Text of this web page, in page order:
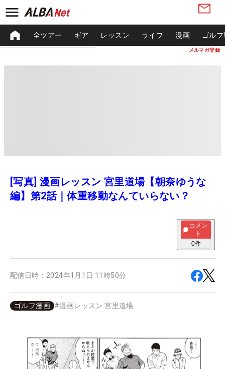
メルマガ登録
全ツアー ギア レッスン ライフ 漫画 ゴル
[写真] 漫画レッスン 宮里道場【朝奈ゆうな
編】第2話｜体重移動なんていらない？
コメン
ト
0件
配信日時： 2024年1月1日 11時50分
ゴルフ漫画 #漫画レッスン 宮里道場